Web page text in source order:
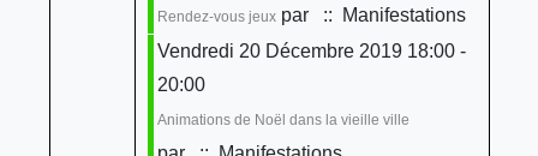
Rendez-vous jeuxpar
:: Manifestations
Vendredi 20 Décembre 2019 18:00 -
20:00
Animations de Noël dans la vieille ville